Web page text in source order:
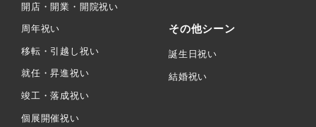
開店・開業・開院祝い
周年祝い
移転・引越し祝い
就任・昇進祝い
竣工・落成祝い
個展開催祝い
その他シーン
誕生日祝い
結婚祝い